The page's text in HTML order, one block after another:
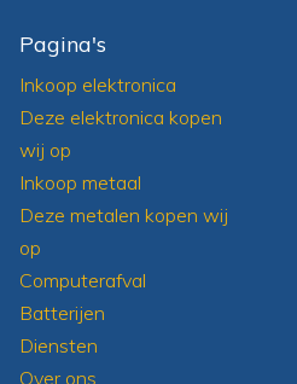
Pagina's
Inkoop elektronica
Deze elektronica kopen
wij op
Inkoop metaal
Deze metalen kopen wij
op
Computerafval
Batterijen
Diensten
Over ons